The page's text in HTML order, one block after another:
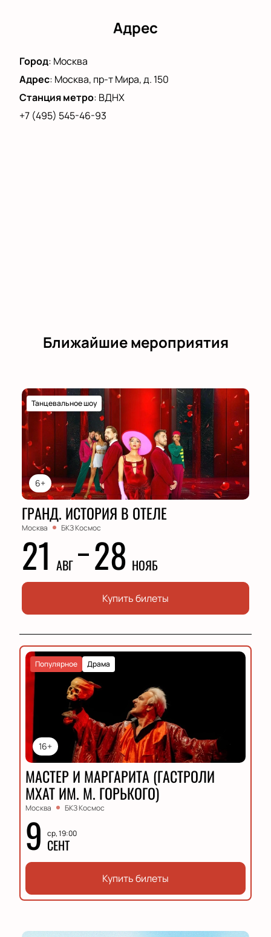
Адрес
Город: Москва
Адрес: Москва, пр-т Мира, д. 150
Станция метро: ВДНХ
+7 (495) 545-46-93
Ближайшие мероприятия
6+
Танцевальное шоу
ГРАНД. ИСТОРИЯ В ОТЕЛЕ
Москва БКЗ Космос
21 АВГ 28 НОЯБ
Купить билеты
16+
Драма
Популярное
МАСТЕР И МАРГАРИТА (ГАСТРОЛИ
МХАТ ИМ. М. ГОРЬКОГО)
Москва БКЗ Космос
9 ср, 19:00
СЕНТ
Купить билеты